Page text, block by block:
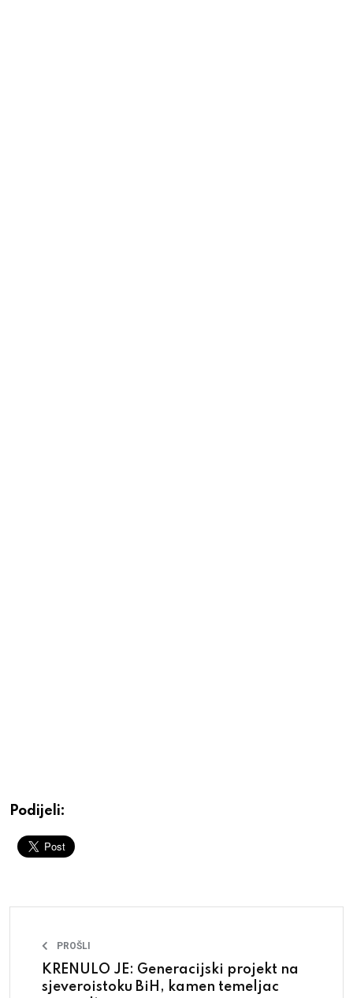
Podijeli:
PROŠLI
KRENULO JE: Generacijski projekt na
sjeveroistoku BiH, kamen temeljac